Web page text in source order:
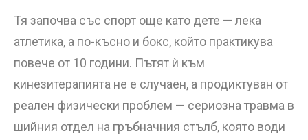
Тя започва със спорт още като дете — лека
атлетика, а по-късно и бокс, който практикува
повече от 10 години. Пътят ѝ към
кинезитерапията не е случаен, а продиктуван от
реален физически проблем — сериозна травма в
шийния отдел на гръбначния стълб, която води